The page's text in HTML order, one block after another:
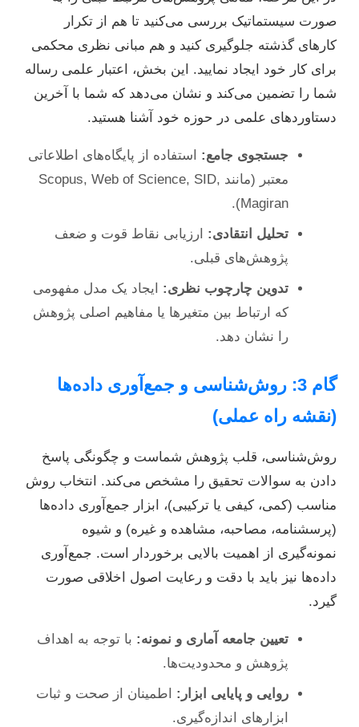
صورت سیستماتیک بررسی می‌کنید تا هم از تکرار
کارهای گذشته جلوگیری کنید و هم مبانی نظری محکمی
برای کار خود ایجاد نمایید. این بخش، اعتبار علمی رساله
شما را تضمین می‌کند و نشان می‌دهد که شما با آخرین
دستاوردهای علمی در حوزه خود آشنا هستید.
جستجوی جامع: استفاده از پایگاه‌های اطلاعاتی
معتبر (مانند Scopus, Web of Science, SID,
Magiran).
تحلیل انتقادی: ارزیابی نقاط قوت و ضعف
پژوهش‌های قبلی.
تدوین چارچوب نظری: ایجاد یک مدل مفهومی
که ارتباط بین متغیرها یا مفاهیم اصلی پژوهش
را نشان دهد.
گام 3: روش‌شناسی و جمع‌آوری داده‌ها
(نقشه راه عملی)
روش‌شناسی، قلب پژوهش شماست و چگونگی پاسخ
دادن به سوالات تحقیق را مشخص می‌کند. انتخاب روش
مناسب (کمی، کیفی یا ترکیبی)، ابزار جمع‌آوری داده‌ها
(پرسشنامه، مصاحبه، مشاهده و غیره) و شیوه
نمونه‌گیری از اهمیت بالایی برخوردار است. جمع‌آوری
داده‌ها نیز باید با دقت و رعایت اصول اخلاقی صورت
گیرد.
تعیین جامعه آماری و نمونه: با توجه به اهداف
پژوهش و محدودیت‌ها.
روایی و پایایی ابزار: اطمینان از صحت و ثبات
ابزارهای اندازه‌گیری.